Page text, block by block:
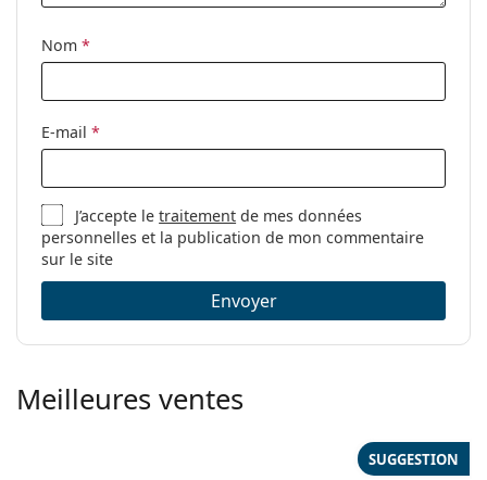
Nom *
E-mail *
J’accepte letraitement de mes données
personnelles et la publication de mon commentaire
sur le site
Envoyer
Meilleures ventes
SUGGESTION